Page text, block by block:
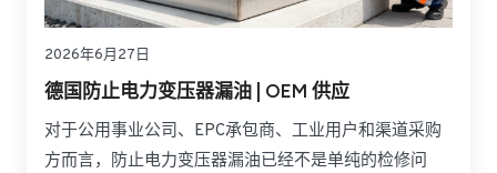
2026年6月27日
德国防止电力变压器漏油 | OEM 供应
对于公用事业公司、EPC承包商、工业用户和渠道采购
方而言，防止电力变压器漏油已经不是单纯的检修问